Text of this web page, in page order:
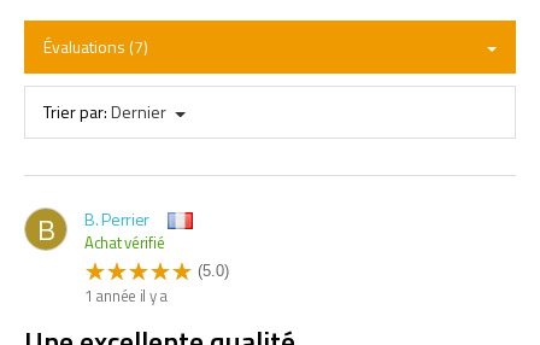
Évaluations (7)
Trier par:Dernier
B B. Perrier
Achat vérifié
(5.0)
1 année il y a